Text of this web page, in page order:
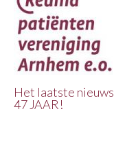
Het laatste
47 JAAR!